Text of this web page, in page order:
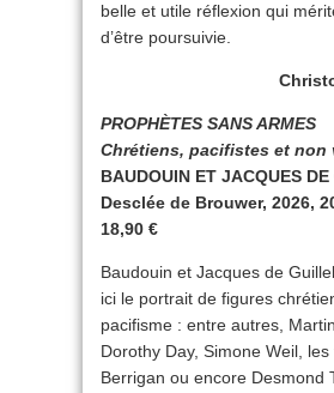
belle et utile réflexion qui
d’être poursuivie.
PROPHÈTES SANS ARMES
Chrétiens, pacifistes et non
BAUDOUIN ET JACQUES
Desclée de Brouwer, 2026,
18,90 €
Baudouin et Jacques de
ici le portrait de figures
pacifisme : entre autres,
Dorothy Day, Simone Weil,
Berrigan ou encore Desmond